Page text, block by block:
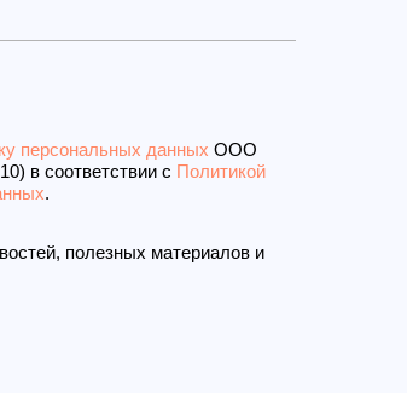
персональных данных ООО
в соответствии с Политикой
.
полезных материалов и